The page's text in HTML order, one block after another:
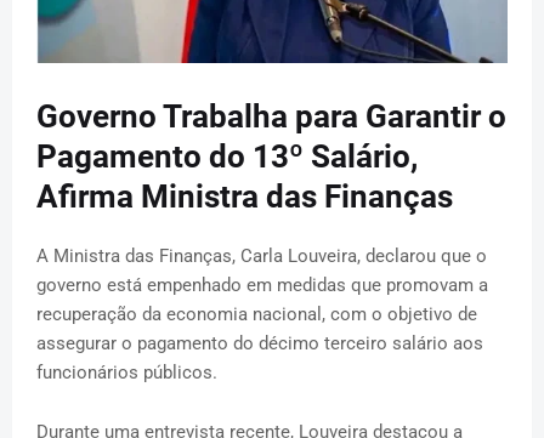
Governo Trabalha para Garantir o
Pagamento do 13º Salário,
Afirma Ministra das Finanças
A Ministra das Finanças, Carla Louveira, declarou que o
governo está empenhado em medidas que promovam a
recuperação da economia nacional, com o objetivo de
assegurar o pagamento do décimo terceiro salário aos
funcionários públicos.
Durante uma entrevista recente, Louveira destacou a